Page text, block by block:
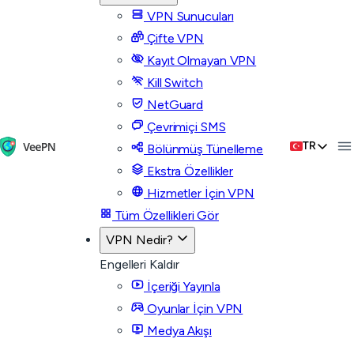
VPN Sunucuları
Çifte VPN
Kayıt Olmayan VPN
Kill Switch
NetGuard
Çevrimiçi SMS
Bölünmüş Tünelleme
Ekstra Özellikler
Hizmetler İçin VPN
Tüm Özellikleri Gör
VPN Nedir?
Engelleri Kaldır
İçeriği Yayınla
Oyunlar İçin VPN
Medya Akışı
TR